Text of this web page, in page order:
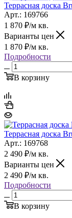
Террасная доска
Арт.: 169766
1 870 ₽/м кв.
Варианты цен
1 870 ₽/м кв.
Подробности
В корзину
Террасная доска
Арт.: 169768
2 490 ₽/м кв.
Варианты цен
2 490 ₽/м кв.
Подробности
В корзину